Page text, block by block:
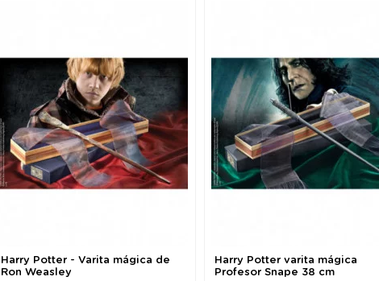
Harry Potter - Varita mágica de
Ron Weasley
Harry Potter varita mágica
Profesor Snape 38 cm